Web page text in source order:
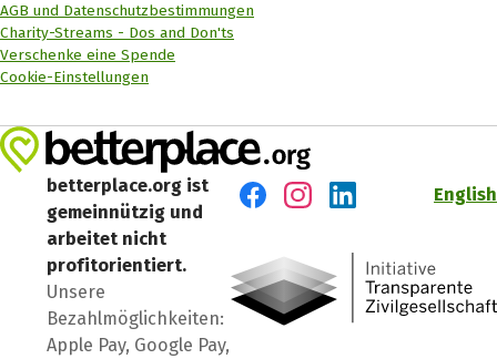
AGB und Datenschutzbestimmungen
Charity-Streams - Dos and Don'ts
Verschenke eine Spende
Cookie-Einstellungen
betterplace.org ist
gemeinnützig und
arbeitet nicht
profitorientiert.
Unsere
Bezahlmöglichkeiten:
Apple Pay, Google Pay,
English